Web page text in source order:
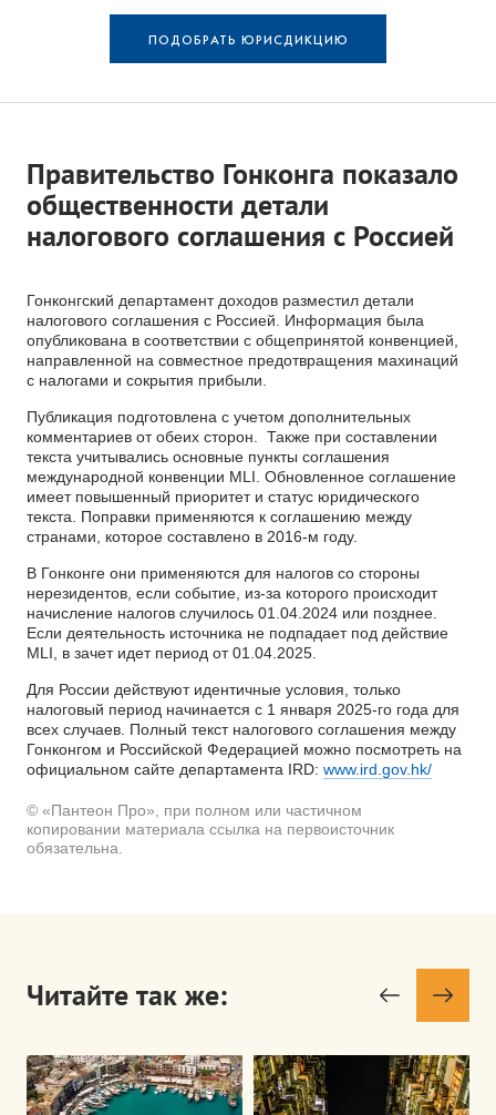
ПОДОБРАТЬ ЮРИСДИКЦИЮ
Правительство Гонконга показало
общественности детали
налогового соглашения с Россией
Гонконгский департамент доходов разместил детали
налогового соглашения с Россией. Информация была
опубликована в соответствии с общепринятой конвенцией,
направленной на совместное предотвращения махинаций
с налогами и сокрытия прибыли.
Публикация подготовлена с учетом дополнительных
комментариев от обеих сторон. Также при составлении
текста учитывались основные пункты соглашения
международной конвенции MLI. Обновленное соглашение
имеет повышенный приоритет и статус юридического
текста. Поправки применяются к соглашению между
странами, которое составлено в 2016-м году.
В Гонконге они применяются для налогов со стороны
нерезидентов, если событие, из-за которого происходит
начисление налогов случилось 01.04.2024 или позднее.
Если деятельность источника не подпадает под действие
MLI, в зачет идет период от 01.04.2025.
Для России действуют идентичные условия, только
налоговый период начинается с 1 января 2025-го года для
всех случаев. Полный текст налогового соглашения между
Гонконгом и Российской Федерацией можно посмотреть на
официальном сайте департамента IRD: www.ird.gov.hk/
© «Пантеон Про», при полном или частичном
копировании материала ссылка на первоисточник
обязательна.
Читайте так же: